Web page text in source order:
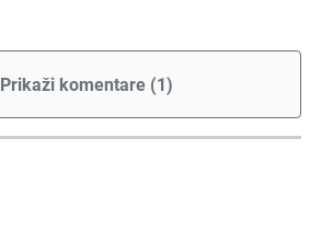
Prikaži komentare (1)